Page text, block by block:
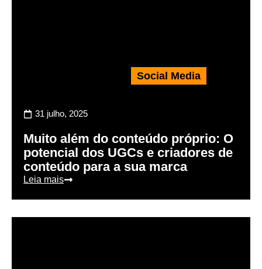
Social Media
31 julho, 2025
Muito além do conteúdo próprio: O
potencial dos UGCs e criadores de
conteúdo para a sua marca
Leia mais